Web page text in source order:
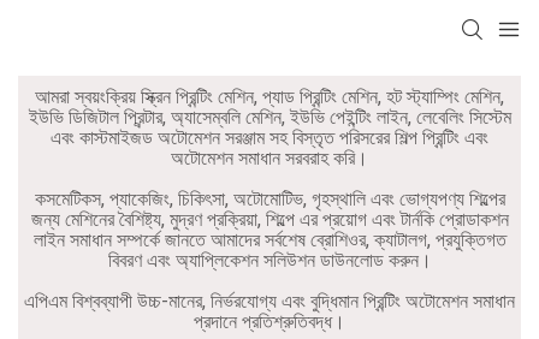
আমরা স্বয়ংক্রিয় স্ক্রিন প্রিন্টিং মেশিন, প্যাড প্রিন্টিং মেশিন, হট স্ট্যাম্পিং মেশিন,
ইউভি ডিজিটাল প্রিন্টার, অ্যাসেম্বলি মেশিন, ইউভি পেইন্টিং লাইন, লেবেলিং সিস্টেম
এবং কাস্টমাইজড অটোমেশন সরঞ্জাম সহ বিস্তৃত পরিসরের শিল্প প্রিন্টিং এবং
অটোমেশন সমাধান সরবরাহ করি।
কসমেটিকস, প্যাকেজিং, চিকিৎসা, অটোমোটিভ, গৃহস্থালি এবং ভোগ্যপণ্য শিল্পের
জন্য মেশিনের বৈশিষ্ট্য, মুদ্রণ প্রক্রিয়া, শিল্পে এর প্রয়োগ এবং টার্নকি প্রোডাকশন
লাইন সমাধান সম্পর্কে জানতে আমাদের সর্বশেষ ব্রোশিওর, ক্যাটালগ, প্রযুক্তিগত
বিবরণ এবং অ্যাপ্লিকেশন সলিউশন ডাউনলোড করুন।
এপিএম বিশ্বব্যাপী উচ্চ-মানের, নির্ভরযোগ্য এবং বুদ্ধিমান প্রিন্টিং অটোমেশন সমাধান
প্রদানে প্রতিশ্রুতিবদ্ধ।